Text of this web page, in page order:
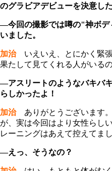
のグラビアデビューを決意し
―今回の撮影では噂の"神ボデ
いました。
加治いえいえ、とにかく緊
果たして見てくれる人がいる
―アスリートのようなバキバ
らしかったよ！
加治ありがとうございます。
が、実は今回はより女性らし
レーニングはあえて控えてまし
―えっ、そうなの？